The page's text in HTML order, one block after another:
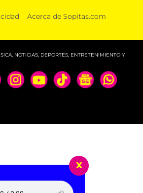
Acerca de Sopitas.com
NOTICIAS, DEPORTES, ENTRETENIMIENTO Y
x